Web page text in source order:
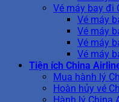
Vé máy bay đi
Vé máy
Vé máy
Vé máy
Vé máy
Tiện ích China
Mua hành lý
Hoàn hủy vé